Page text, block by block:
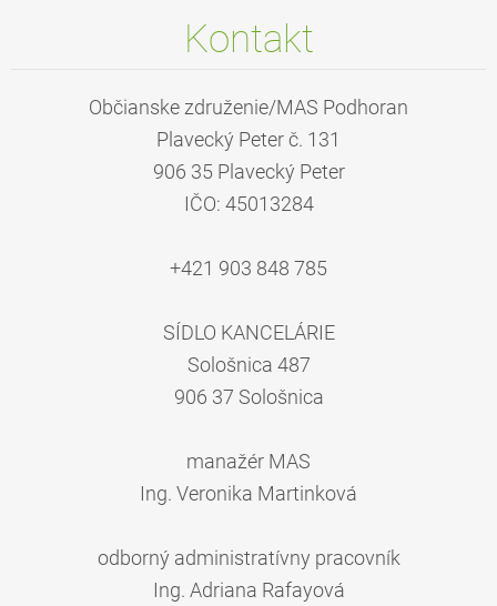
Kontakt
Občianske združenie/MAS Podhoran
Plavecký Peter č. 131
906 35 Plavecký Peter
IČO: 45013284
+421 903 848 785
SÍDLO KANCELÁRIE
Sološnica 487
906 37 Sološnica
manažér MAS
Ing. Veronika Martinková
odborný administratívny pracovník
Ing. Adriana Rafayová